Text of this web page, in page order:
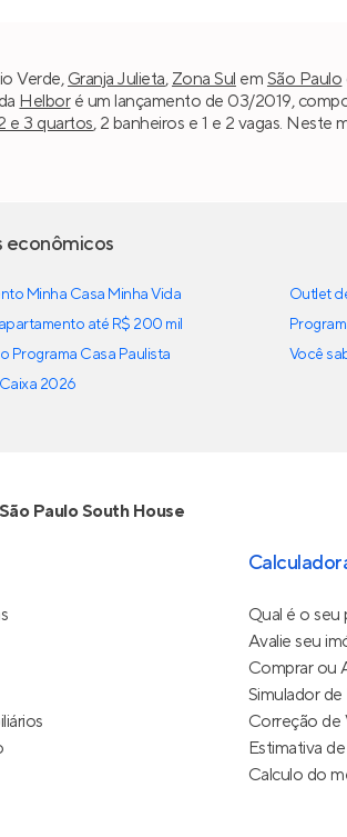
Verde, Granja Julieta, Zona Sul em São Paulo
Helboré um lançamento de 03/2019,
e 3 quartos, 2 banheiros e 1 e 2 vagas.
econômicos
Minha Casa Minha Vida
até R$ 200 mil
Programa Casa Paulista
2026
Outlet
Você
Paulo South House
Qual é o seu
Avalie seu
Comprar ou
Simulador
Correção
Estimativa
Calculo do